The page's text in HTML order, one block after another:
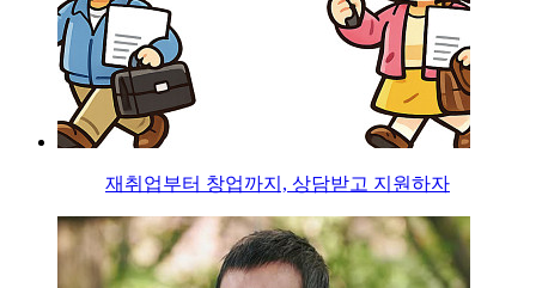
재취업부터 창업까지, 상담받고 지원하자